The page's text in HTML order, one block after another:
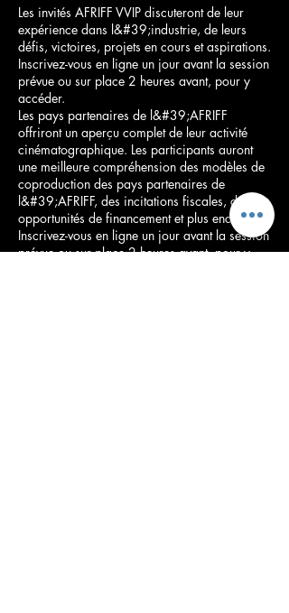
Les invités AFRIFF VVIP discuteront de leur
expérience dans l&#39;industrie, de leurs
défis, victoires, projets en cours et aspirations.
Inscrivez-vous en ligne un jour avant la session
prévue ou sur place 2 heures avant, pour y
accéder.
Les pays partenaires de l&#39;AFRIFF
offriront un aperçu complet de leur activité
cinématographique. Les participants auront
une meilleure compréhension des modèles de
coproduction des pays partenaires de
l&#39;AFRIFF, des incitations fiscales, des
opportunités de financement et plus encore.
Inscrivez-vous en ligne un jour avant la session
prévue ou sur place 2 heures avant, pour y